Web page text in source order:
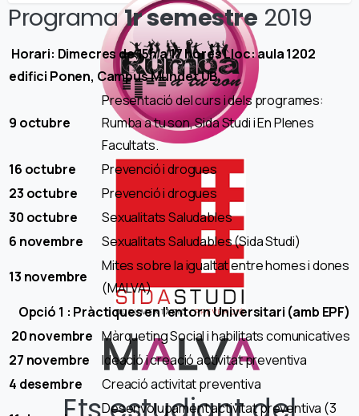
Programa1r semestre 2019
Horari: Dimecres de 15h a 17 horesLloc: aula 1202
edifici Ponen, Campus Mundet UB.
9 octubre
Presentació del curs i dels programes:
Rumba a tu son, Sida Studi i En Plenes
Facultats.
16 octubre
Prevenció i drogues
23 octubre
Prevenció i drogues
30 octubre
Sexualitats Saludables
6 novembre
Sexualitats Saludables (Sida Studi)
13 novembre
Mites sobre la igualtat entre homes i dones
(MALVA)
Opció 1 : Pràctiques en l’entorn Universitari (amb EPF)
20 novembre Màrqueting Social i habilitats comunicatives
27 novembre
Ideació i creació activitat preventiva
4 desembre
Creació activitat preventiva
Desenvolupament activitat preventiva (3